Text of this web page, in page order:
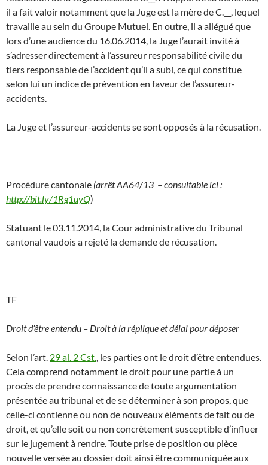
il a fait valoir notamment que la Juge est la mère de C.__, lequel
travaille au sein du Groupe Mutuel. En outre, il a allégué que
lors d’une audience du 16.06.2014, la Juge l’aurait invité à
s’adresser directement à l’assureur responsabilité civile du
tiers responsable de l’accident qu’il a subi, ce qui constitue
selon lui un indice de prévention en faveur de l’assureur-
accidents.
La Juge et l’assureur-accidents se sont opposés à la récusation.
Procédure cantonale (arrêt AA64/13 – consultable ici :
http://bit.ly/1Rg1uyQ)
Statuant le 03.11.2014, la Cour administrative du Tribunal
cantonal vaudois a rejeté la demande de récusation.
TF
Droit d’être entendu – Droit à la réplique et délai pour déposer
Selon l’art. 29 al. 2 Cst. , les parties ont le droit d’être entendues.
Cela comprend notamment le droit pour une partie à un
procès de prendre connaissance de toute argumentation
présentée au tribunal et de se déterminer à son propos, que
celle-ci contienne ou non de nouveaux éléments de fait ou de
droit, et qu’elle soit ou non concrètement susceptible d’influer
sur le jugement à rendre. Toute prise de position ou pièce
nouvelle versée au dossier doit ainsi être communiquée aux